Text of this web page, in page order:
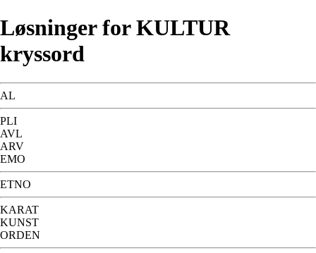
Løsninger for KULTUR
kryssord
AL
PLI
AVL
ARV
EMO
ETNO
KARAT
KUNST
ORDEN